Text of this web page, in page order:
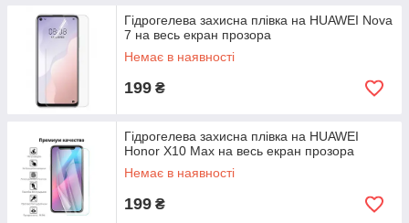
Гідрогелева захисна плівка на HUAWEI Nova
7 на весь екран прозора
Немає в наявності
199 ₴
Гідрогелева захисна плівка на HUAWEI
Honor X10 Max на весь екран прозора
Немає в наявності
199 ₴